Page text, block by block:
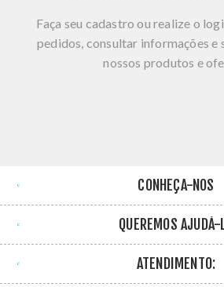
Faça seu cadastro ou realize o
pedidos, consultar informações e
nossos produtos e
CONHEÇA-NOS
QUEREMOS AJUDÁ-
ATENDIMENTO: